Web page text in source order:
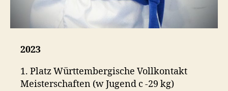
2023
1. Platz Württembergische Vollkontakt
Meisterschaften (w Jugend c -29 kg)